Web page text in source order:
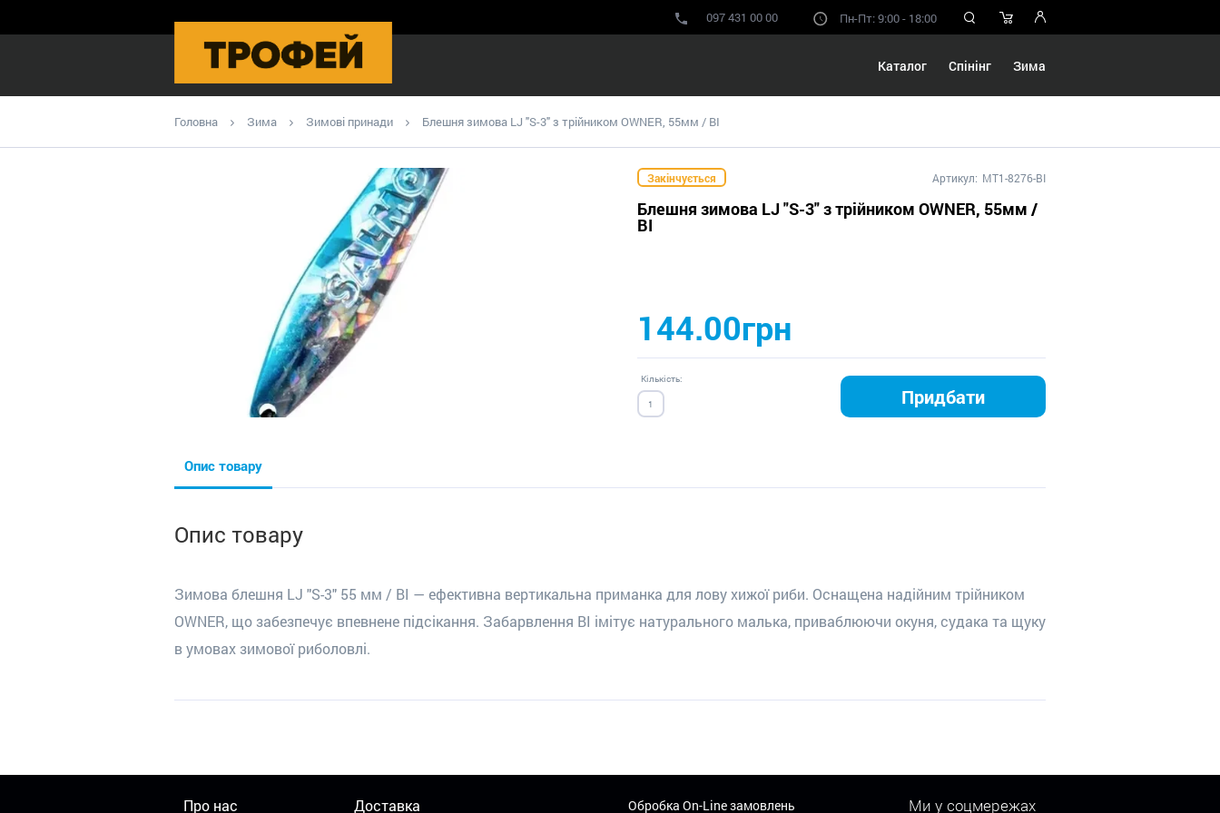
097 431 00 00 Пн-Пт: 9:00 - 18:00
Каталог Спінінг Зима
Головна Зима Зимові принади Блешня зимова LJ "S-3" з трійником OWNER, 55мм / BI
Закінчується Артикул: MT1-8276-BI
Блешня зимова LJ "S-3" з трійником OWNER, 55мм /
BI
144.00грн
Кількість:
Придбати
Опис товару
Опис товару
Зимова блешня LJ "S-3" 55 мм / BI — ефективна вертикальна приманка для лову хижої риби. Оснащена надійним трійником
OWNER, що забезпечує впевнене підсікання. Забарвлення BI імітує натурального малька, приваблюючи окуня, судака та щуку
в умовах зимової риболовлі.
Про нас Доставка Обробка On-Line замовлень Ми у соцмережах